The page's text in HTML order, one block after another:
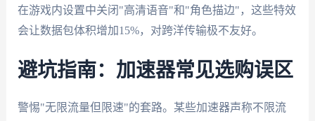
在游戏内设置中关闭"高清语音"和"角色描边"，这些特效
会让数据包体积增加15%，对跨洋传输极不友好。
避坑指南：加速器常见选购误区
警惕"无限流量但限速"的套路。某些加速器声称不限流